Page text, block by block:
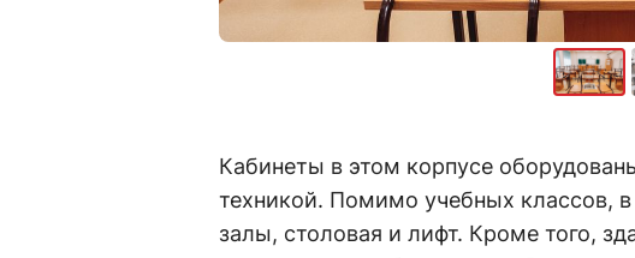
Кабинеты в этом корпусе
техникой. Помимо учебных классов,
залы, столовая и лифт. Кроме того,